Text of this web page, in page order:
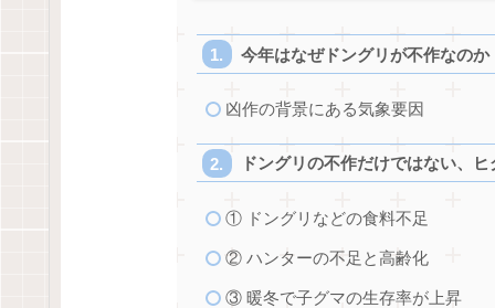
今年はなぜドングリが不作なのか
凶作の背景にある気象要因
ドングリの不作だけではない、
① ドングリなどの食料不足
② ハンターの不足と高齢化
③ 暖冬で子グマの生存率が上昇